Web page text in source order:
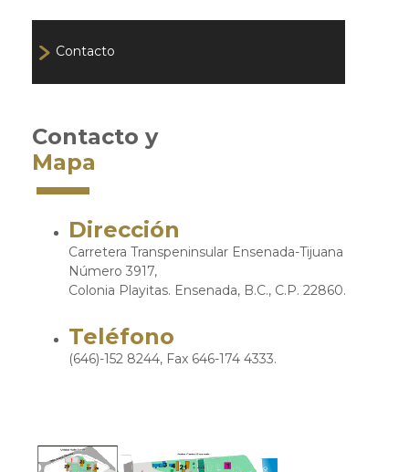
Contacto
Contacto y
Mapa
Dirección
Carretera Transpeninsular Ensenada-Tijuana
Número 3917,
Colonia Playitas. Ensenada, B.C., C.P. 22860.
Teléfono
(646)-152 8244, Fax 646-174 4333.